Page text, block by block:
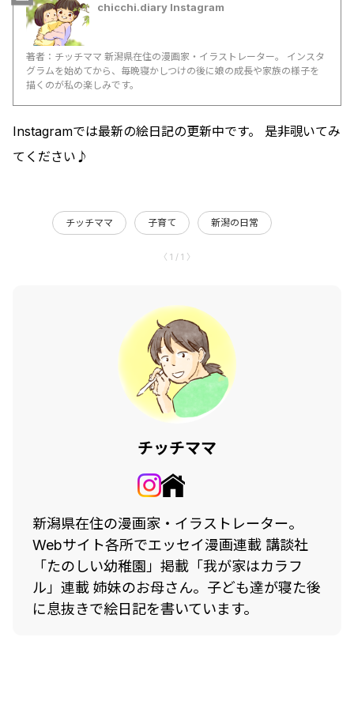
chicchi.diary Instagram
著者：チッチママ 新潟県在住の漫画家・イラストレーター。 インスタ
グラムを始めてから、毎晩寝かしつけの後に娘の成長や家族の様子を
描くのが私の楽しみです。
Instagramでは最新の絵日記の更新中です。 是非覗いてみ
てください♪
チッチママ 子育て 新潟の日常
〈 1 / 1 〉
チッチママ
新潟県在住の漫画家・イラストレーター。
Webサイト各所でエッセイ漫画連載 講談社
「たのしい幼稚園」掲載「我が家はカラフ
ル」連載 姉妹のお母さん。子ども達が寝た後
に息抜きで絵日記を書いています。